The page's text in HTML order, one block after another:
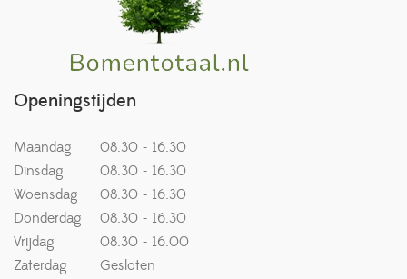
Openingstijden
Maandag
08.30 - 16.30
Dinsdag
08.30 - 16.30
Woensdag
08.30 - 16.30
Donderdag
08.30 - 16.30
Vrijdag
08.30 - 16.00
Zaterdag
Gesloten